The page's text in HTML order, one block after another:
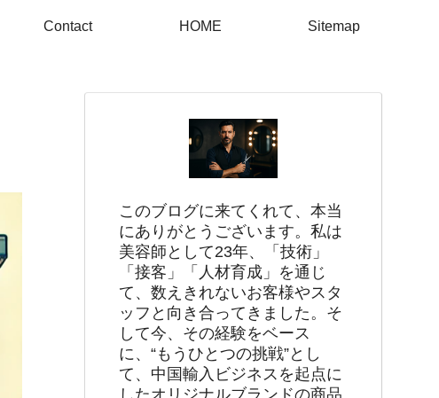
Contact HOME Sitemap
このブログに来てくれて、本当
にありがとうございます。私は
美容師として23年、「技術」
「接客」「人材育成」を通じ
て、数えきれないお客様やスタ
ッフと向き合ってきました。そ
して今、その経験をベース
に、“もうひとつの挑戦”とし
て、中国輸入ビジネスを起点に
したオリジナルブランドの商品